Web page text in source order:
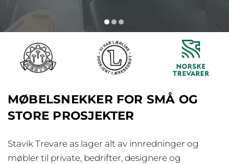
N
E
T
M
e
MØBELSNEKKER FOR SMÅ OG
STORE PROSJEKTER
Stavik Trevare as lager alt av innredninger og
møbler til private, bedrifter, designere og